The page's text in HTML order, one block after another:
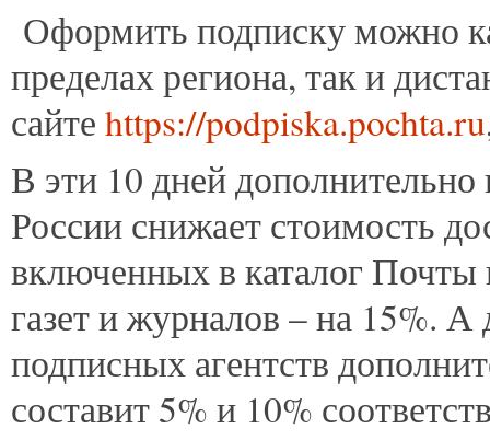
Оформить подписку можно
пределах региона, так и
сайте https://podpiska.pochta.ru
В эти 10 дней дополнительно
России снижает стоимость
включенных в каталог Почты
газет и журналов – на 15%. А
подписных агентств
составит 5% и 10%